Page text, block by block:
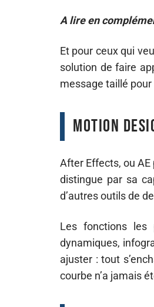
A lire en
Et pour ceux qui
solution de faire
message taillé
Motion
After Effects, ou
distingue par sa
d’autres outils de
Les fonctions les
dynamiques,
ajuster : tout
courbe n’a jamais